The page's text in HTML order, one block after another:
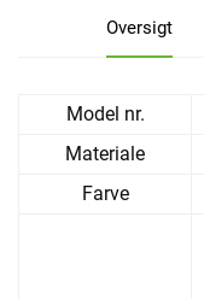
Oversigt
Model nr.
Materiale
Farve